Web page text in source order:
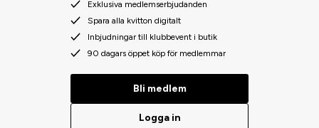
Exklusiva medlemserbjudanden
Spara alla kvitton digitalt
Inbjudningar till klubbevent i butik
90 dagars öppet köp för medlemmar
Bli medlem
Logga in